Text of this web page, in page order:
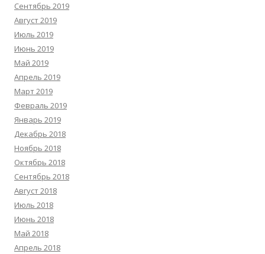
Сентябрь 2019
Август 2019
Июль 2019
Июнь 2019
Май 2019
Апрель 2019
Март 2019
Февраль 2019
Январь 2019
Декабрь 2018
Ноябрь 2018
Октябрь 2018
Сентябрь 2018
Август 2018
Июль 2018
Июнь 2018
Май 2018
Апрель 2018